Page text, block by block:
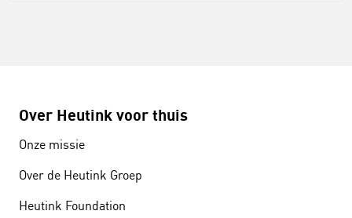
Over Heutink voor thuis
Onze missie
Over de Heutink Groep
Heutink Foundation